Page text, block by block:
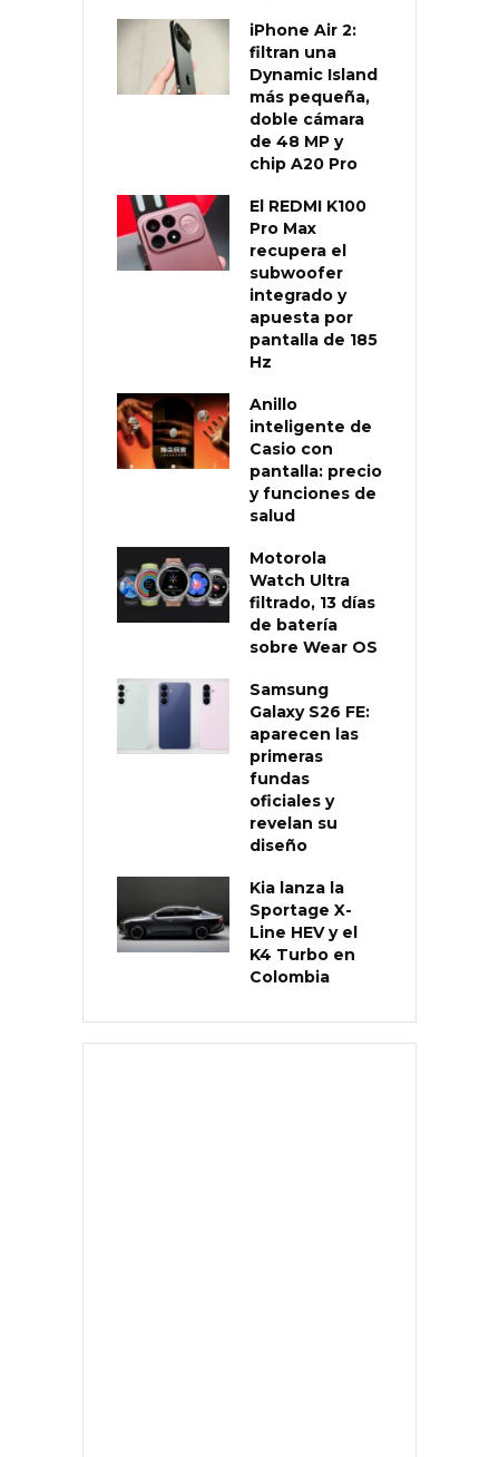
iPhone Air 2:
filtran una
Dynamic Island
más pequeña,
doble cámara
de 48 MP y
chip A20 Pro
El REDMI K100
Pro Max
recupera el
subwoofer
integrado y
apuesta por
pantalla de 185
Hz
Anillo
inteligente de
Casio con
pantalla: precio
y funciones de
salud
Motorola
Watch Ultra
filtrado, 13 días
de batería
sobre Wear OS
Samsung
Galaxy S26 FE:
aparecen las
primeras
fundas
oficiales y
revelan su
diseño
Kia lanza la
Sportage X-
Line HEV y el
K4 Turbo en
Colombia